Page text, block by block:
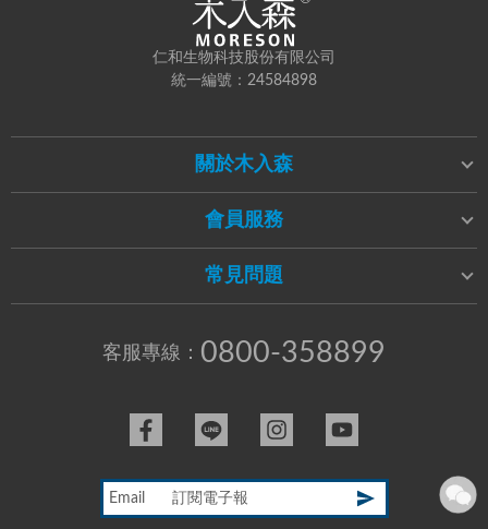
仁和生物科技股份有限公司
統一編號：24584898
關於木入森
會員服務
常見問題
客服專線： 0800-358899
Email